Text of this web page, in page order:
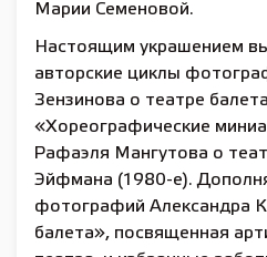
Марии Семеновой.
Настоящим украшением
авторские циклы
Зензинова о театре
«Хореографические
Рафаэля Мангутова о
Эйфмана (1980-е).
фотографий Александра
балета», посвященная